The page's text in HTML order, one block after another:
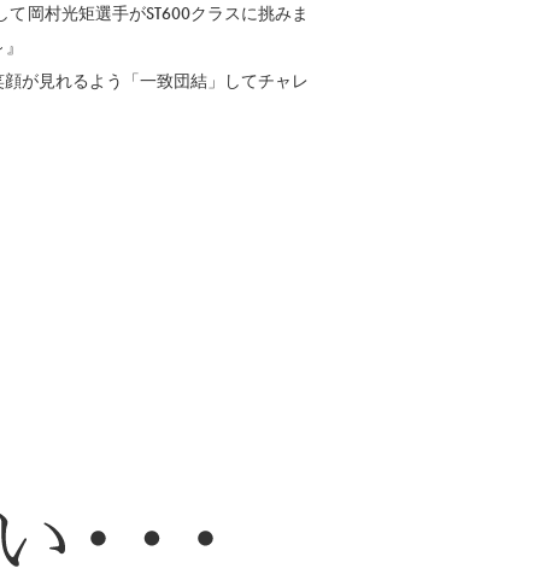
岡村光矩選手がST600クラスに挑みま
顔が見れるよう「一致団結」してチャレ